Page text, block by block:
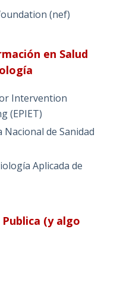
(nef)
en Salud
Intervention
(EPIET)
Nacional de Sanidad
Aplicada de
(y algo